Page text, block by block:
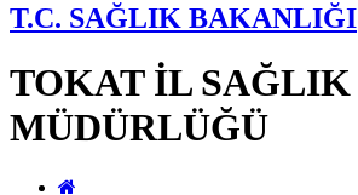
T.C. SAĞLIK BAKANLIĞI
TOKAT İL SAĞLIK
MÜDÜRLÜĞÜ